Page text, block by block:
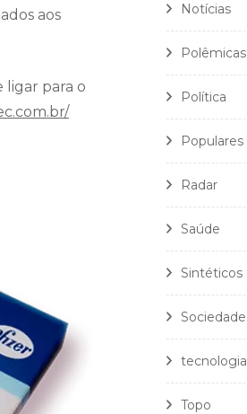
aos
ligar para o
Notícias
Polêmicas
Política
Populares
Radar
Saúde
Sintéticos
Sociedade
tecnologia
Topo